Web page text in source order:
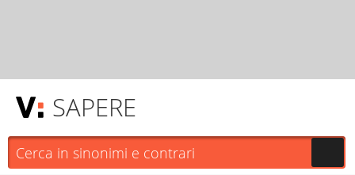
SAPERE